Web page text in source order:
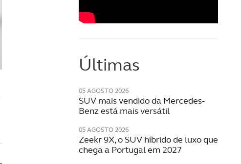
Últimas
05 AGOSTO 2026
SUV mais vendido da Mercedes-
Benz está mais versátil
05 AGOSTO 2026
Zeekr 9X, o SUV híbrido de luxo que
chega a Portugal em 2027